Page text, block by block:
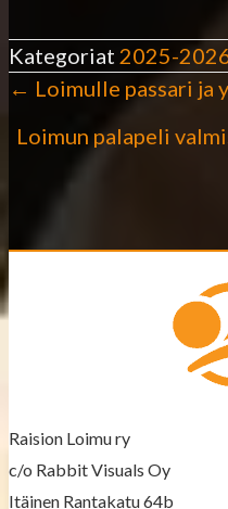
Kategoriat 2025-
P
t
v
i
← Loimulle passari ja
Loimun palapeli
Raision Loimu ry
c/o Rabbit Visuals Oy
Itäinen Rantakatu 64b